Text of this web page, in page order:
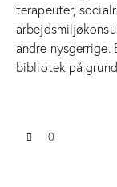
terapeuter,
andre nysgerrige.
bibliotek på
0